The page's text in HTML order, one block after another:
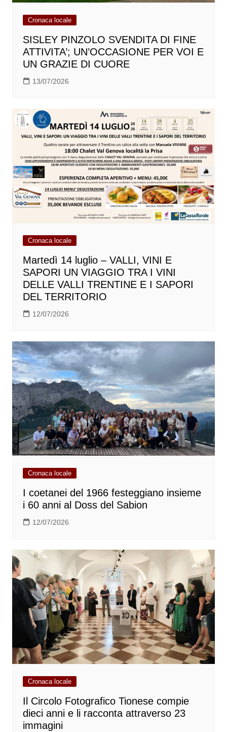
Cronaca locale
SISLEY PINZOLO SVENDITA DI FINE
ATTIVITA’; UN’OCCASIONE PER VOI E
UN GRAZIE DI CUORE
13/07/2026
Cronaca locale
Martedì 14 luglio – VALLI, VINI E
SAPORI UN VIAGGIO TRA I VINI
DELLE VALLI TRENTINE E I SAPORI
DEL TERRITORIO
12/07/2026
Cronaca locale
I coetanei del 1966 festeggiano insieme
i 60 anni al Doss del Sabion
12/07/2026
Cronaca locale
Il Circolo Fotografico Tionese compie
dieci anni e li racconta attraverso 23
immagini